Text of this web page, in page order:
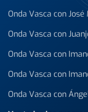
Onda Vasca con
Onda Vasca con
Onda Vasca con
Onda Vasca con
Onda Vasca con